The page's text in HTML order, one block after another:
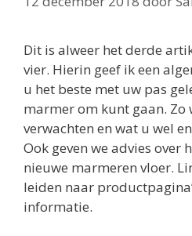
Dit is alweer het derde
vier. Hierin geef ik een
u het beste met uw pas
marmer om kunt gaan. Zo
verwachten en wat u wel
Ook geven we advies over
nieuwe marmeren vloer.
leiden naar
informatie.